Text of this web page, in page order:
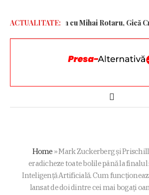
ACTUALITATE:
Prieten cu Mihai Rotaru, Gică
Home »Mark Zuckerberg și
eradicheze toate bolile până la
Inteligență Artificială. Cum
lansat de doi dintre cei mai bogați